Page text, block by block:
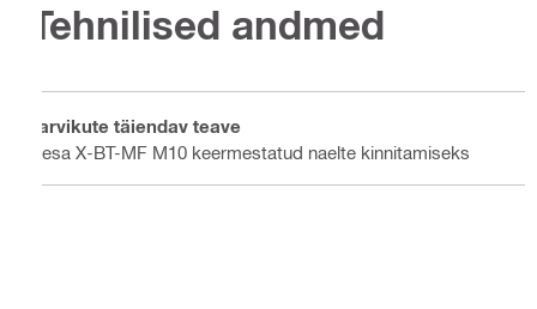
Tehnilised andmed
Tarvikute täiendav teave
Pesa X-BT-MF M10 keermestatud naelte kinnitamiseks